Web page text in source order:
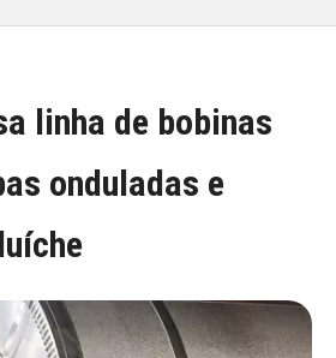
linha de bobinas
onduladas e